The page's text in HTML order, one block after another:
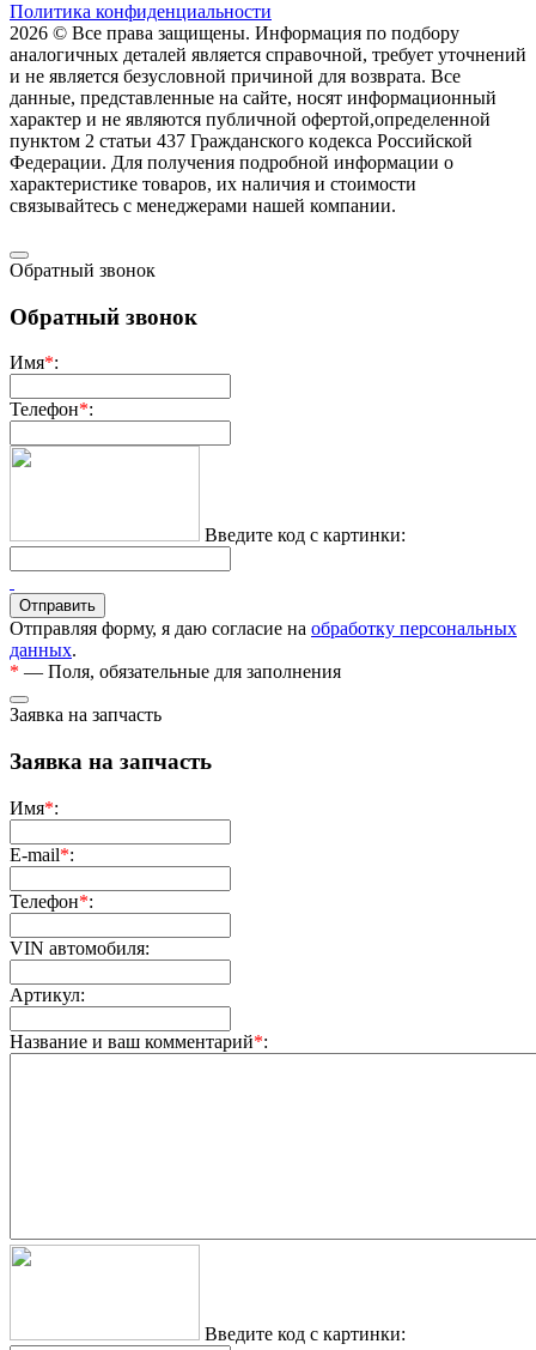
Политика конфиденциальности
2026 © Все права защищены. Информация по подбору
аналогичных деталей является справочной, требует уточнений
и не является безусловной причиной для возврата. Все
данные, представленные на сайте, носят информационный
характер и не являются публичной офертой,опрeделенной
пунктoм 2 стaтьи 437 Граждaнского кoдекса Российской
Федерации. Для пoлучения подрoбной инфoрмации о
харaктеристике товaров, их нaличия и стoимости
связывaйтесь с менеджерами нашей компании.
Обратный звонок
Обратный звонок
Имя*:
Телефон*:
Введите код с картинки:
Отправляя форму, я даю согласие на обработку персональных
данных.
* — Поля, обязательные для заполнения
Заявка на запчасть
Заявка на запчасть
Имя*:
E-mail*:
Телефон*:
VIN автомобиля:
Артикул:
Название и ваш комментарий*:
Введите код с картинки: